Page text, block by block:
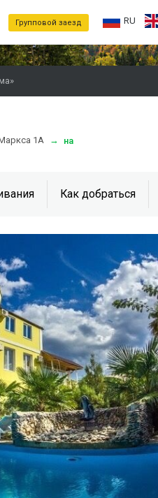
Групповой заезд RU
1А →
на
Как добраться